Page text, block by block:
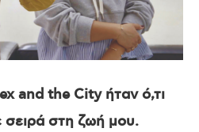
and the Cityήταν ό,τι
σειρά στη ζωή μου.